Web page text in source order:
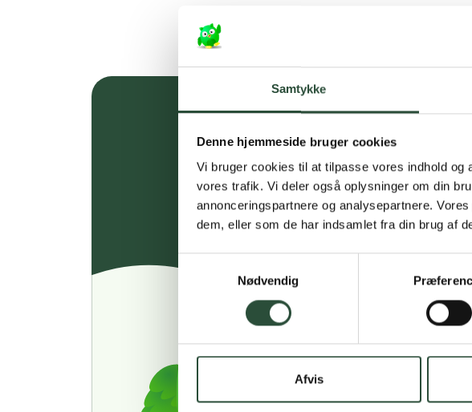
Samtykke
Denne hjemmeside bruger cookies
Vi bruger cookies til at tilpasse vores indhold
vores trafik. Vi deler også oplysninger om din
annonceringspartnere og analysepartnere.
dem, eller som de har indsamlet fra din brug af
Nødvendig
Afvis